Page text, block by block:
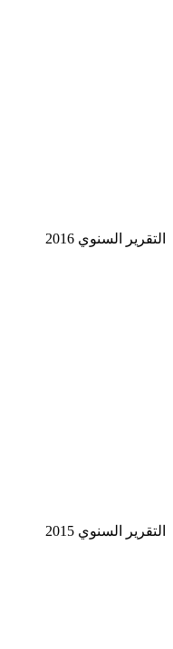
السنوي 2016
السنوي 2015